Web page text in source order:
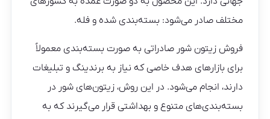
مختلف صادر می‌شود: بسته‌بندی شده و فله.
فروش زیتون شور صادراتی به صورت بسته‌بندی معمولاً
برای بازارهای هدف خاصی که نیاز به برندینگ و تبلیغات
دارند، انجام می‌شود. در این روش، زیتون‌های شور در
بسته‌بندی‌های متنوع و بهداشتی قرار می‌گیرند که به